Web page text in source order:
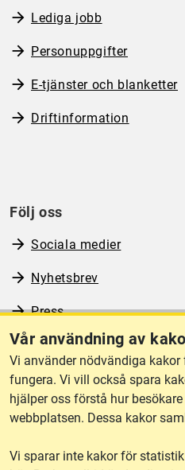
Vår användning av
Vi använder nödvändiga
fungera. Vi vill också spara
hjälper oss förstå hur
webbplatsen. Dessa kakor
Vi sparar inte kakor för
Lediga jobb
Personuppgifter
E-tjänster och blanketter
Driftinformation
Följ oss
Sociala medier
Nyhetsbrev
Press
RSS
Om webbplatsen
Tillgänglighet